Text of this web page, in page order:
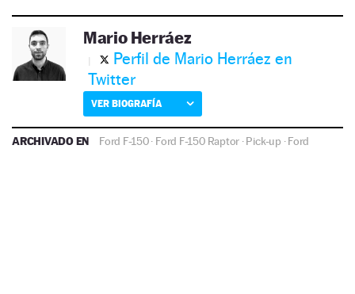
Mario Herráez
Perfil de Mario Herráez en
Twitter
VER BIOGRAFÍA
ARCHIVADO EN Ford F-150· Ford F-150 Raptor ·Pick-up ·Ford